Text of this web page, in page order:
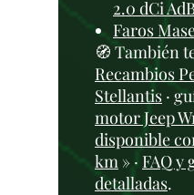
2.0 dCi
Faros
🧭 También
Recambios
Stellantis ·
motor Jeep
disponible
km » · FAQ y
detalladas.